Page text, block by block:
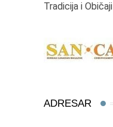
Tradicija i Običaji
ADRESAR